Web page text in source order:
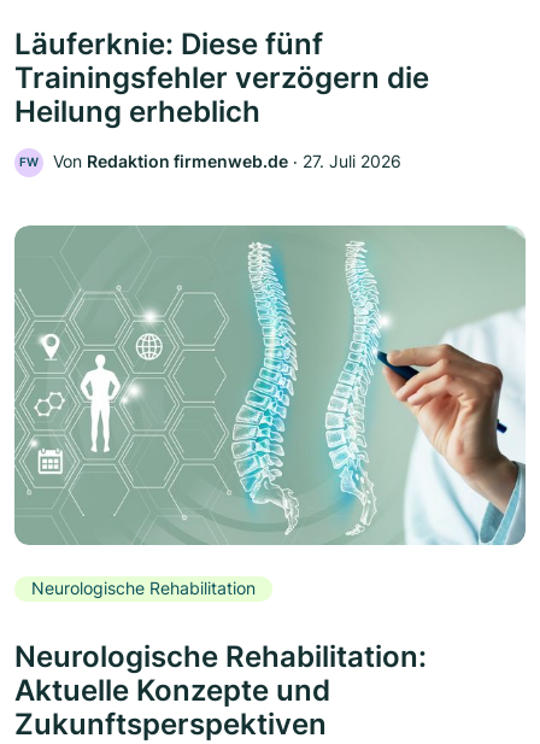
Läuferknie: Diese fünf
Trainingsfehler verzögern die
Heilung erheblich
FW Von Redaktion firmenweb.de ‧ 27. Juli 2026
Neurologische Rehabilitation
Neurologische Rehabilitation:
Aktuelle Konzepte und
Zukunftsperspektiven